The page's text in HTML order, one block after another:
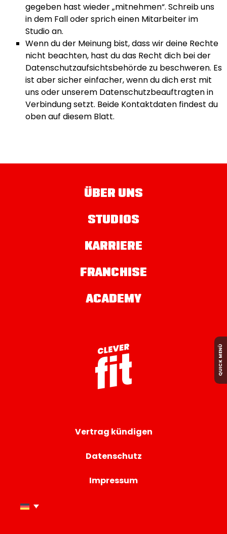
gegeben hast wieder „mitnehmen“. Schreib uns
in dem Fall oder sprich einen Mitarbeiter im
Studio an.
Wenn du der Meinung bist, dass wir deine Rechte
nicht beachten, hast du das Recht dich bei der
Datenschutzaufsichtsbehörde zu beschweren. Es
ist aber sicher einfacher, wenn du dich erst mit
uns oder unserem Datenschutzbeauftragten in
Verbindung setzt. Beide Kontaktdaten findest du
oben auf diesem Blatt.
QUICK MENÜ
ÜBER UNS
STUDIOS
KARRIERE
FRANCHISE
ACADEMY
Vertrag kündigen
Datenschutz
Impressum